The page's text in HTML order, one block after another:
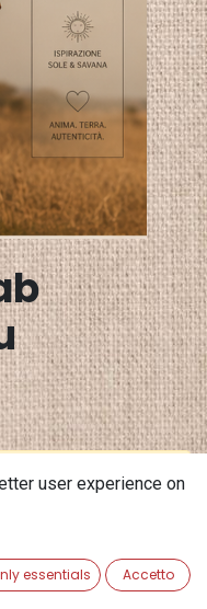
user experience on
essentials Accetto